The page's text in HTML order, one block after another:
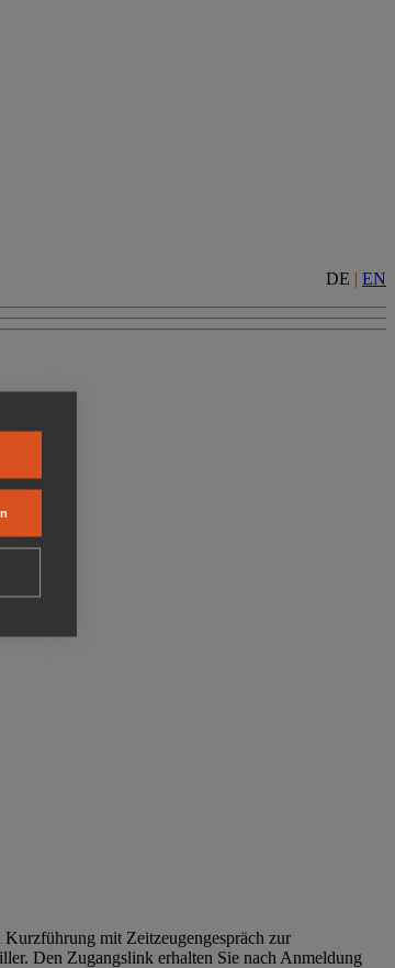
DE | EN
Kurzführung mit Zeitzeugengespräch zur
Den Zugangslink erhalten Sie nach Anmeldung